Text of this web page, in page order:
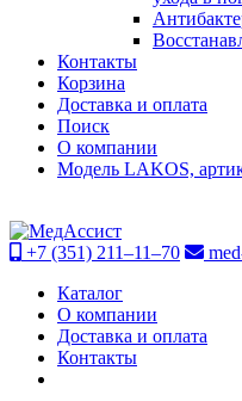
Контакты
Корзина
Доставка и оплата
Поиск
О компании
Модель LAKOS,
+7 (351) 211–11–70
Каталог
О компании
Доставка и оплата
Контакты